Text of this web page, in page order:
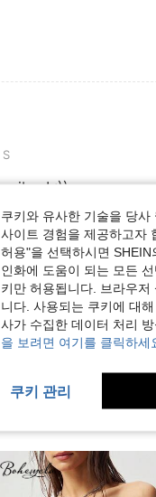
S
:))
리뷰 더 보기
쿠키와 유사한 기술을 당
사이트 경험을 제공하고자
허용"을 선택하시면
인화에 도움이 되는 모든
키만 허용됩니다. 브라우
니다. 사용되는 쿠키에 대
사가 수집한 데이터 처리
을 보려면 여기를 클릭하세
쿠키 관리